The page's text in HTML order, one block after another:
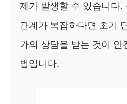
제가 발생할 수 있습니다.
관계가 복잡하다면 초기
가의 상담을 받는 것이 안
법입니다.